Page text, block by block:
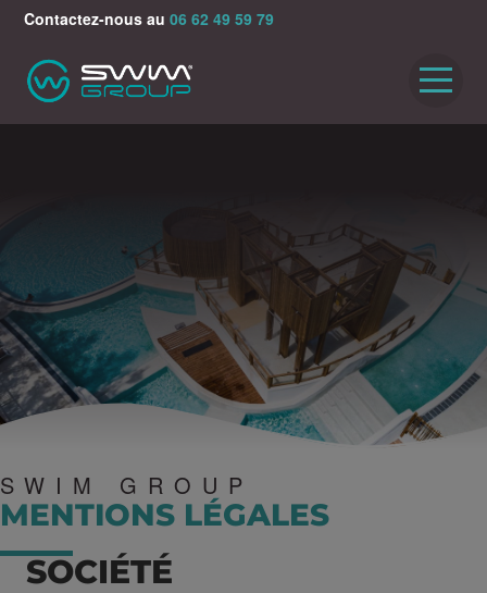
Contactez-nous au 06 62 49 59 79
ACTUALITÉS
CONTACT
SWIM GROUP
MENTIONS LÉGALES
SOCIÉTÉ